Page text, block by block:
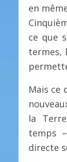
en
ce que
termes,
Mais ce
la
temps
directe